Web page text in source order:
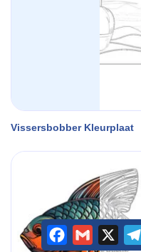
Vissersbobber Kleurplaat
Facebook
Gmail X